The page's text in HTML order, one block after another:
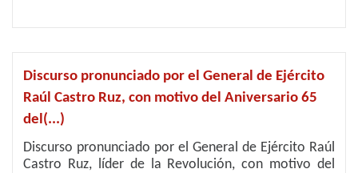
Discurso pronunciado por el General de Ejército
Raúl Castro Ruz, con motivo del Aniversario 65
del(...)
Discurso pronunciado por el General de Ejército Raúl
Castro Ruz, líder de la Revolución, con motivo del